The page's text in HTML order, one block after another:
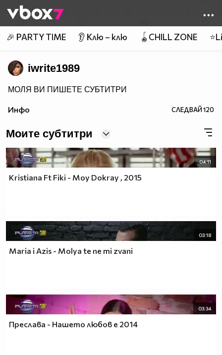
👾
🎉 PARTY TIME 👂 Клю – клю 🪀CHILL ZONE
iwrite1989
МОЛЯ ВИ ПИШЕТЕ СУБТИТРИ
Инфо СЛЕДВАЙ120
Моите субтитри
04:11
Kristiana Ft Fiki - Moy Dokray , 2015
03:18
Maria i Azis - Molya te ne mi zvani
03:34
Преслава - Нашето любов е 2014